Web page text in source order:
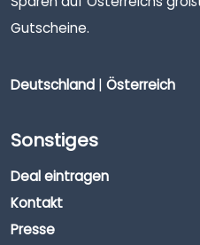
Gutscheine.
Deutschland | Österreich
Sonstiges
Deal eintragen
Kontakt
Presse